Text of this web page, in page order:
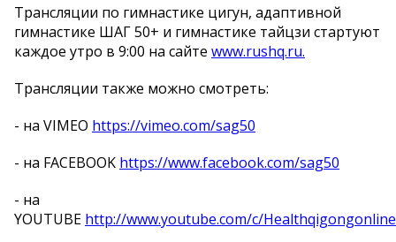
Трансляции по гимнастике цигун, адаптивной
гимнастике ШАГ 50+ и гимнастике тайцзи стартуют
каждое утро в 9:00 на сайте www.rushq.ru.
Трансляции также можно смотреть:
- на VIMEO https://vimeo.com/sag50
- на FACEBOOK https://www.facebook.com/sag50
- на
YOUTUBE http://www.youtube.com/c/Healthqigongonline